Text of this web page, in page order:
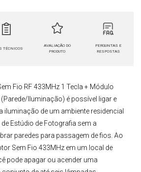
TÉCNICOS
AVALIAÇÃO DO
PRODUTO
PERGUNTAS E
RESPOSTAS
Fio RF 433MHz 1 Tecla + Módulo
Iluminação) é possível ligar e
iluminação de um ambiente residencial
Estúdio de Fotografia sem a
paredes para passagem de fios. Ao
Sem Fio 433MHz em um local de
pode apagar ou acender uma